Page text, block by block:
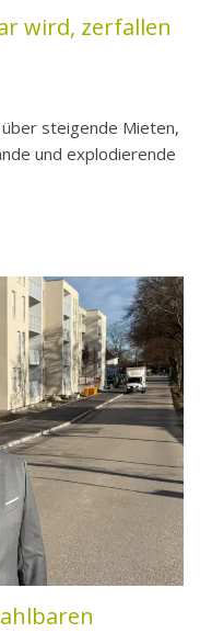
wird, zerfallen
steigende Mieten,
und explodierende